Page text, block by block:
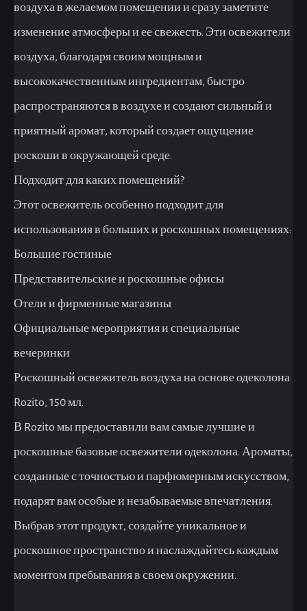
воздуха в желаемом помещении и сразу заметите
изменение атмосферы и ее свежесть. Эти освежители
воздуха, благодаря своим мощным и
высококачественным ингредиентам, быстро
распространяются в воздухе и создают сильный и
приятный аромат, который создает ощущение
роскоши в окружающей среде.
Подходит для каких помещений?
Этот освежитель особенно подходит для
использования в больших и роскошных помещениях:
Большие гостиные
Представительские и роскошные офисы
Отели и фирменные магазины
Официальные мероприятия и специальные
вечеринки
Роскошный освежитель воздуха на основе одеколона
Rozito, 150 мл.
В Rozito мы предоставили вам самые лучшие и
роскошные базовые освежители одеколона. Ароматы,
созданные с точностью и парфюмерным искусством,
подарят вам особые и незабываемые впечатления.
Выбрав этот продукт, создайте уникальное и
роскошное пространство и наслаждайтесь каждым
моментом пребывания в своем окружении.